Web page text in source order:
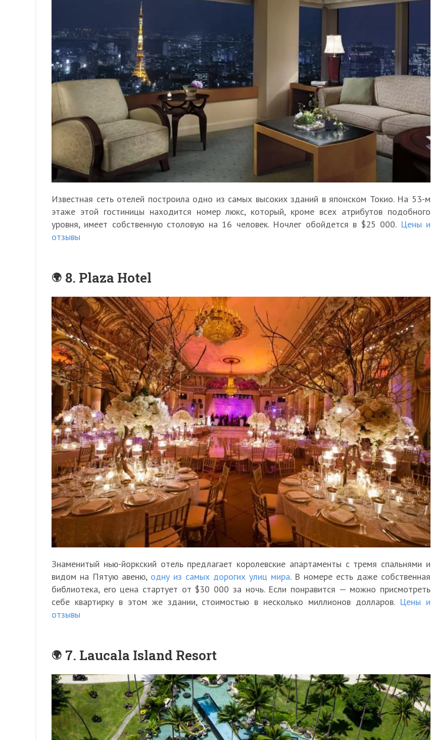
Известная сеть отелей построила одно из самых высоких зданий в японском Токио. На 53-м
этаже этой гостиницы находится номер люкс, который, кроме всех атрибутов подобного
уровня, имеет собственную столовую на 16 человек. Ночлег обойдется в $25 000. Цены и
отзывы
8. Plaza Hotel
Знаменитый нью-йоркский отель предлагает королевские апартаменты с тремя спальнями и
видом на Пятую авеню, одну из самых дорогих улиц мира. В номере есть даже собственная
библиотека, его цена стартует от $30 000 за ночь. Если понравится — можно присмотреть
себе квартирку в этом же здании, стоимостью в несколько миллионов долларов. Цены и
отзывы
7. Laucala Island Resort